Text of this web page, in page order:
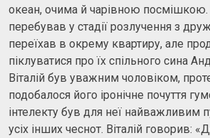
океан, очима й чарівною посмішкою.
перебував у стадії розлучення з
переїхав в окрему квартиру, але
піклуватися про їх спільного сина
Віталій був уважним чоловіком,
подобалося його іронічне почуття
інтелекту був для неї найважливим
усіх інших чеснот. Віталій говорив: